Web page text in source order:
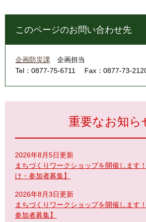
このページのお問い合わせ先
企画防災課
企画担当
Tel：0877-75-6711
Fax：0877-73-
重要なお知ら
2026年8月5日更新
まちづくりワークショップを開催します
け・参加者募集】
2026年8月3日更新
まちづくりワークショップを開催します
参加者募集】